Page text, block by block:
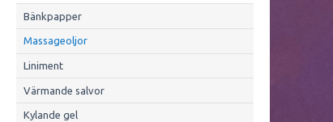
Bänkpapper
Massageoljor
Liniment
Värmande salvor
Kylande gel